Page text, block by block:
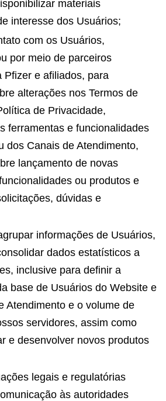
materiais
interesse dos Usuários;
com os Usuários,
por meio de parceiros
Pfizer e afiliados, para
alterações nos Termos de
de Privacidade,
ferramentas e funcionalidades
dos Canais de Atendimento,
lançamento de novas
ou produtos e
dúvidas e
informações de Usuários,
dados estatísticos a
inclusive para definir a
base de Usuários do Website e
Atendimento e o volume de
servidores, assim como
e desenvolver novos produtos
legais e regulatórias
às autoridades